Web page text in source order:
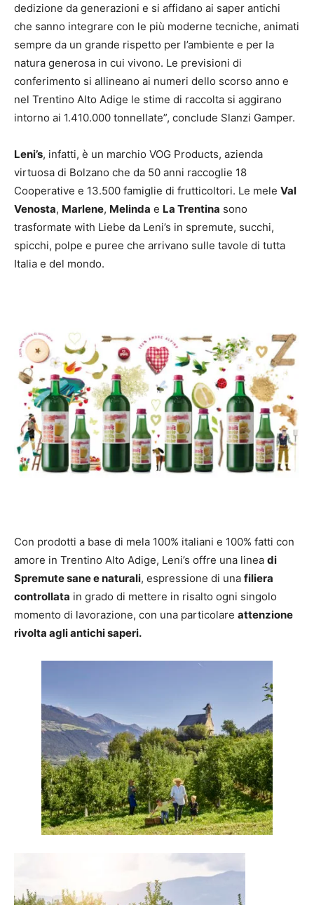
dedizione da generazioni e si affidano ai saper antichi
che sanno integrare con le più moderne tecniche, animati
sempre da un grande rispetto per l’ambiente e per la
natura generosa in cui vivono. Le previsioni di
conferimento si allineano ai numeri dello scorso anno e
nel Trentino Alto Adige le stime di raccolta si aggirano
intorno ai 1.410.000 tonnellate”, conclude Slanzi Gamper.
Leni’s, infatti, è un marchio VOG Products, azienda
virtuosa di Bolzano che da 50 anni raccoglie 18
Cooperative e 13.500 famiglie di frutticoltori. Le mele Val
Venosta, Marlene, Melinda e La Trentina sono
trasformate with Liebe da Leni’s in spremute, succhi,
spicchi, polpe e puree che arrivano sulle tavole di tutta
Italia e del mondo.
Con prodotti a base di mela 100% italiani e 100% fatti con
amore in Trentino Alto Adige, Leni’s offre una linea di
Spremute sane e naturali, espressione di una filiera
controllata in grado di mettere in risalto ogni singolo
momento di lavorazione, con una particolare attenzione
rivolta agli antichi saperi.